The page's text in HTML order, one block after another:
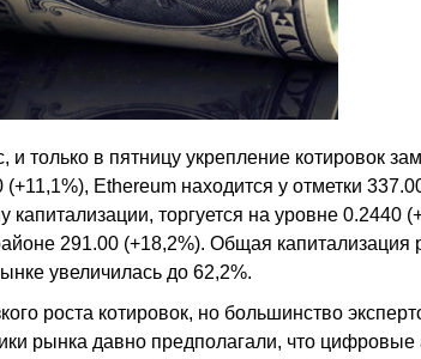
только в пятницу укрепление котировок
Ethereum находится у отметки
торгуется на уровне 0.2440
291.00 (+18,2%). Общая капитализация
увеличилась до 62,2%.
роста котировок, но большинство
рынка давно предполагали, что цифровые